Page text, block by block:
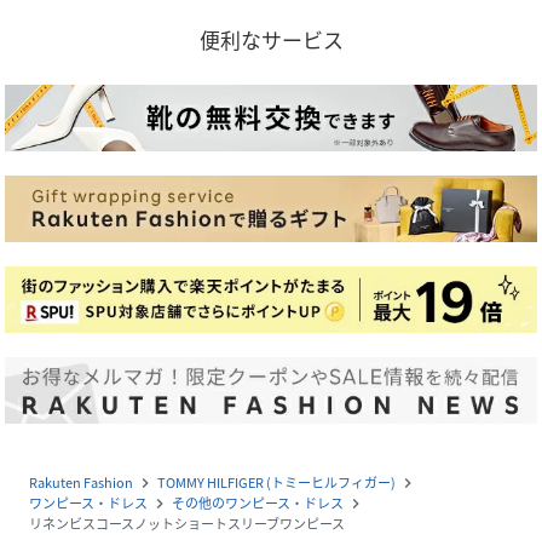
便利なサービス
Rakuten Fashion navigate_next TOMMY HILFIGER (トミーヒルフィガー) navigate_next
ワンピース・ドレス navigate_next その他のワンピース・ドレス navigate_next
リネンビスコースノットショートスリーブワンピース